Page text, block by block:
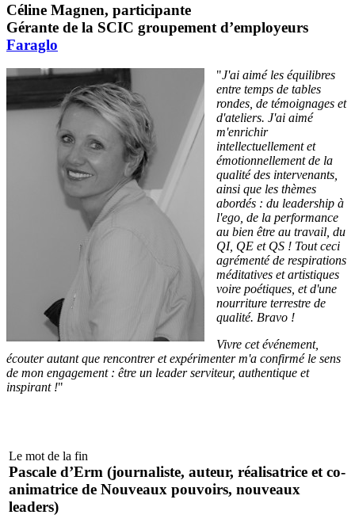
Céline Magnen, participante
Gérante de la SCIC groupement d’employeurs
Faraglo
"J'ai aimé les équilibres
entre temps de tables
rondes, de témoignages et
d'ateliers. J'ai aimé
m'enrichir
intellectuellement et
émotionnellement de la
qualité des intervenants,
ainsi que les thèmes
abordés : du leadership à
l'ego, de la performance
au bien être au travail, du
QI, QE et QS ! Tout ceci
agrémenté de respirations
méditatives et artistiques
voire poétiques, et d'une
nourriture terrestre de
qualité. Bravo !
Vivre cet événement,
écouter autant que rencontrer et expérimenter m'a confirmé le sens
de mon engagement : être un leader serviteur, authentique et
inspirant !"
Le mot de la fin
Pascale d’Erm (journaliste, auteur, réalisatrice et co-
animatrice de Nouveaux pouvoirs, nouveaux
leaders)